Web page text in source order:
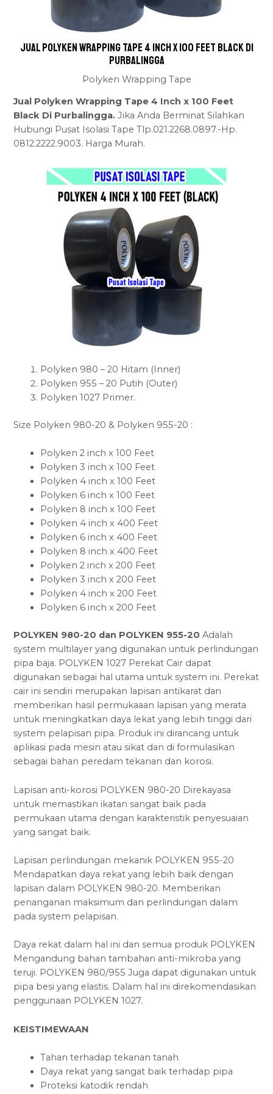
Jual Polyken Wrapping Tape 4 Inch x 100 Feet Black Di
Purbalingga
Polyken Wrapping Tape
Jual Polyken Wrapping Tape 4 Inch x 100 Feet
Black Di Purbalingga. Jika Anda Berminat Silahkan
Hubungi Pusat Isolasi Tape Tlp.021.2268.0897.-Hp.
0812.2222.9003. Harga Murah.
Polyken 980 – 20 Hitam (Inner)
Polyken 955 – 20 Putih (Outer)
Polyken 1027 Primer.
Size Polyken 980-20 & Polyken 955-20 :
Polyken 2 inch x 100 Feet
Polyken 3 inch x 100 Feet
Polyken 4 inch x 100 Feet
Polyken 6 inch x 100 Feet
Polyken 8 inch x 100 Feet
Polyken 4 inch x 400 Feet
Polyken 6 inch x 400 Feet
Polyken 8 inch x 400 Feet
Polyken 2 inch x 200 Feet
Polyken 3 inch x 200 Feet
Polyken 4 inch x 200 Feet
Polyken 6 inch x 200 Feet
POLYKEN 980-20 dan POLYKEN 955-20 Adalah
system multilayer yang digunakan untuk perlindungan
pipa baja. POLYKEN 1027 Perekat Cair dapat
digunakan sebagai hal utama untuk system ini. Perekat
cair ini sendiri merupakan lapisan antikarat dan
memberikan hasil permukaaan lapisan yang merata
untuk meningkatkan daya lekat yang lebih tinggi dari
system pelapisan pipa. Produk ini dirancang untuk
aplikasi pada mesin atau sikat dan di formulasikan
sebagai bahan peredam tekanan dan korosi.
Lapisan anti-korosi POLYKEN 980-20 Direkayasa
untuk memastikan ikatan sangat baik pada
permukaan utama dengan karakteristik penyesuaian
yang sangat baik.
Lapisan perlindungan mekanik POLYKEN 955-20
Mendapatkan daya rekat yang lebih baik dengan
lapisan dalam POLYKEN 980-20. Memberikan
penanganan maksimum dan perlindungan dalam
pada system pelapisan.
Daya rekat dalam hal ini dan semua produk POLYKEN
Mengandung bahan tambahan anti-mikroba yang
teruji. POLYKEN 980/955 Juga dapat digunakan untuk
pipa besi yang elastis. Dalam hal ini direkomendasikan
penggunaan POLYKEN 1027.
KEISTIMEWAAN
Tahan terhadap tekanan tanah
Daya rekat yang sangat baik terhadap pipa
Proteksi katodik rendah